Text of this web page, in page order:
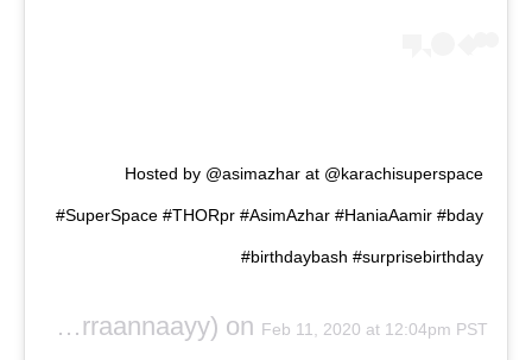
Hosted by @asimazhar at @karachisuperspace
#SuperSpace #THORpr #AsimAzhar #HaniaAamir #bday
#birthdaybash #surprisebirthday
(@rraannaayy) on Feb 11, 2020 at 12:04pm PST